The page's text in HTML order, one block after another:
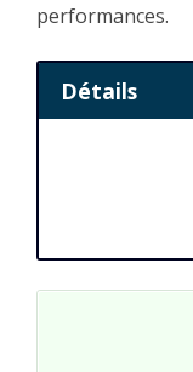
performances.
Détails